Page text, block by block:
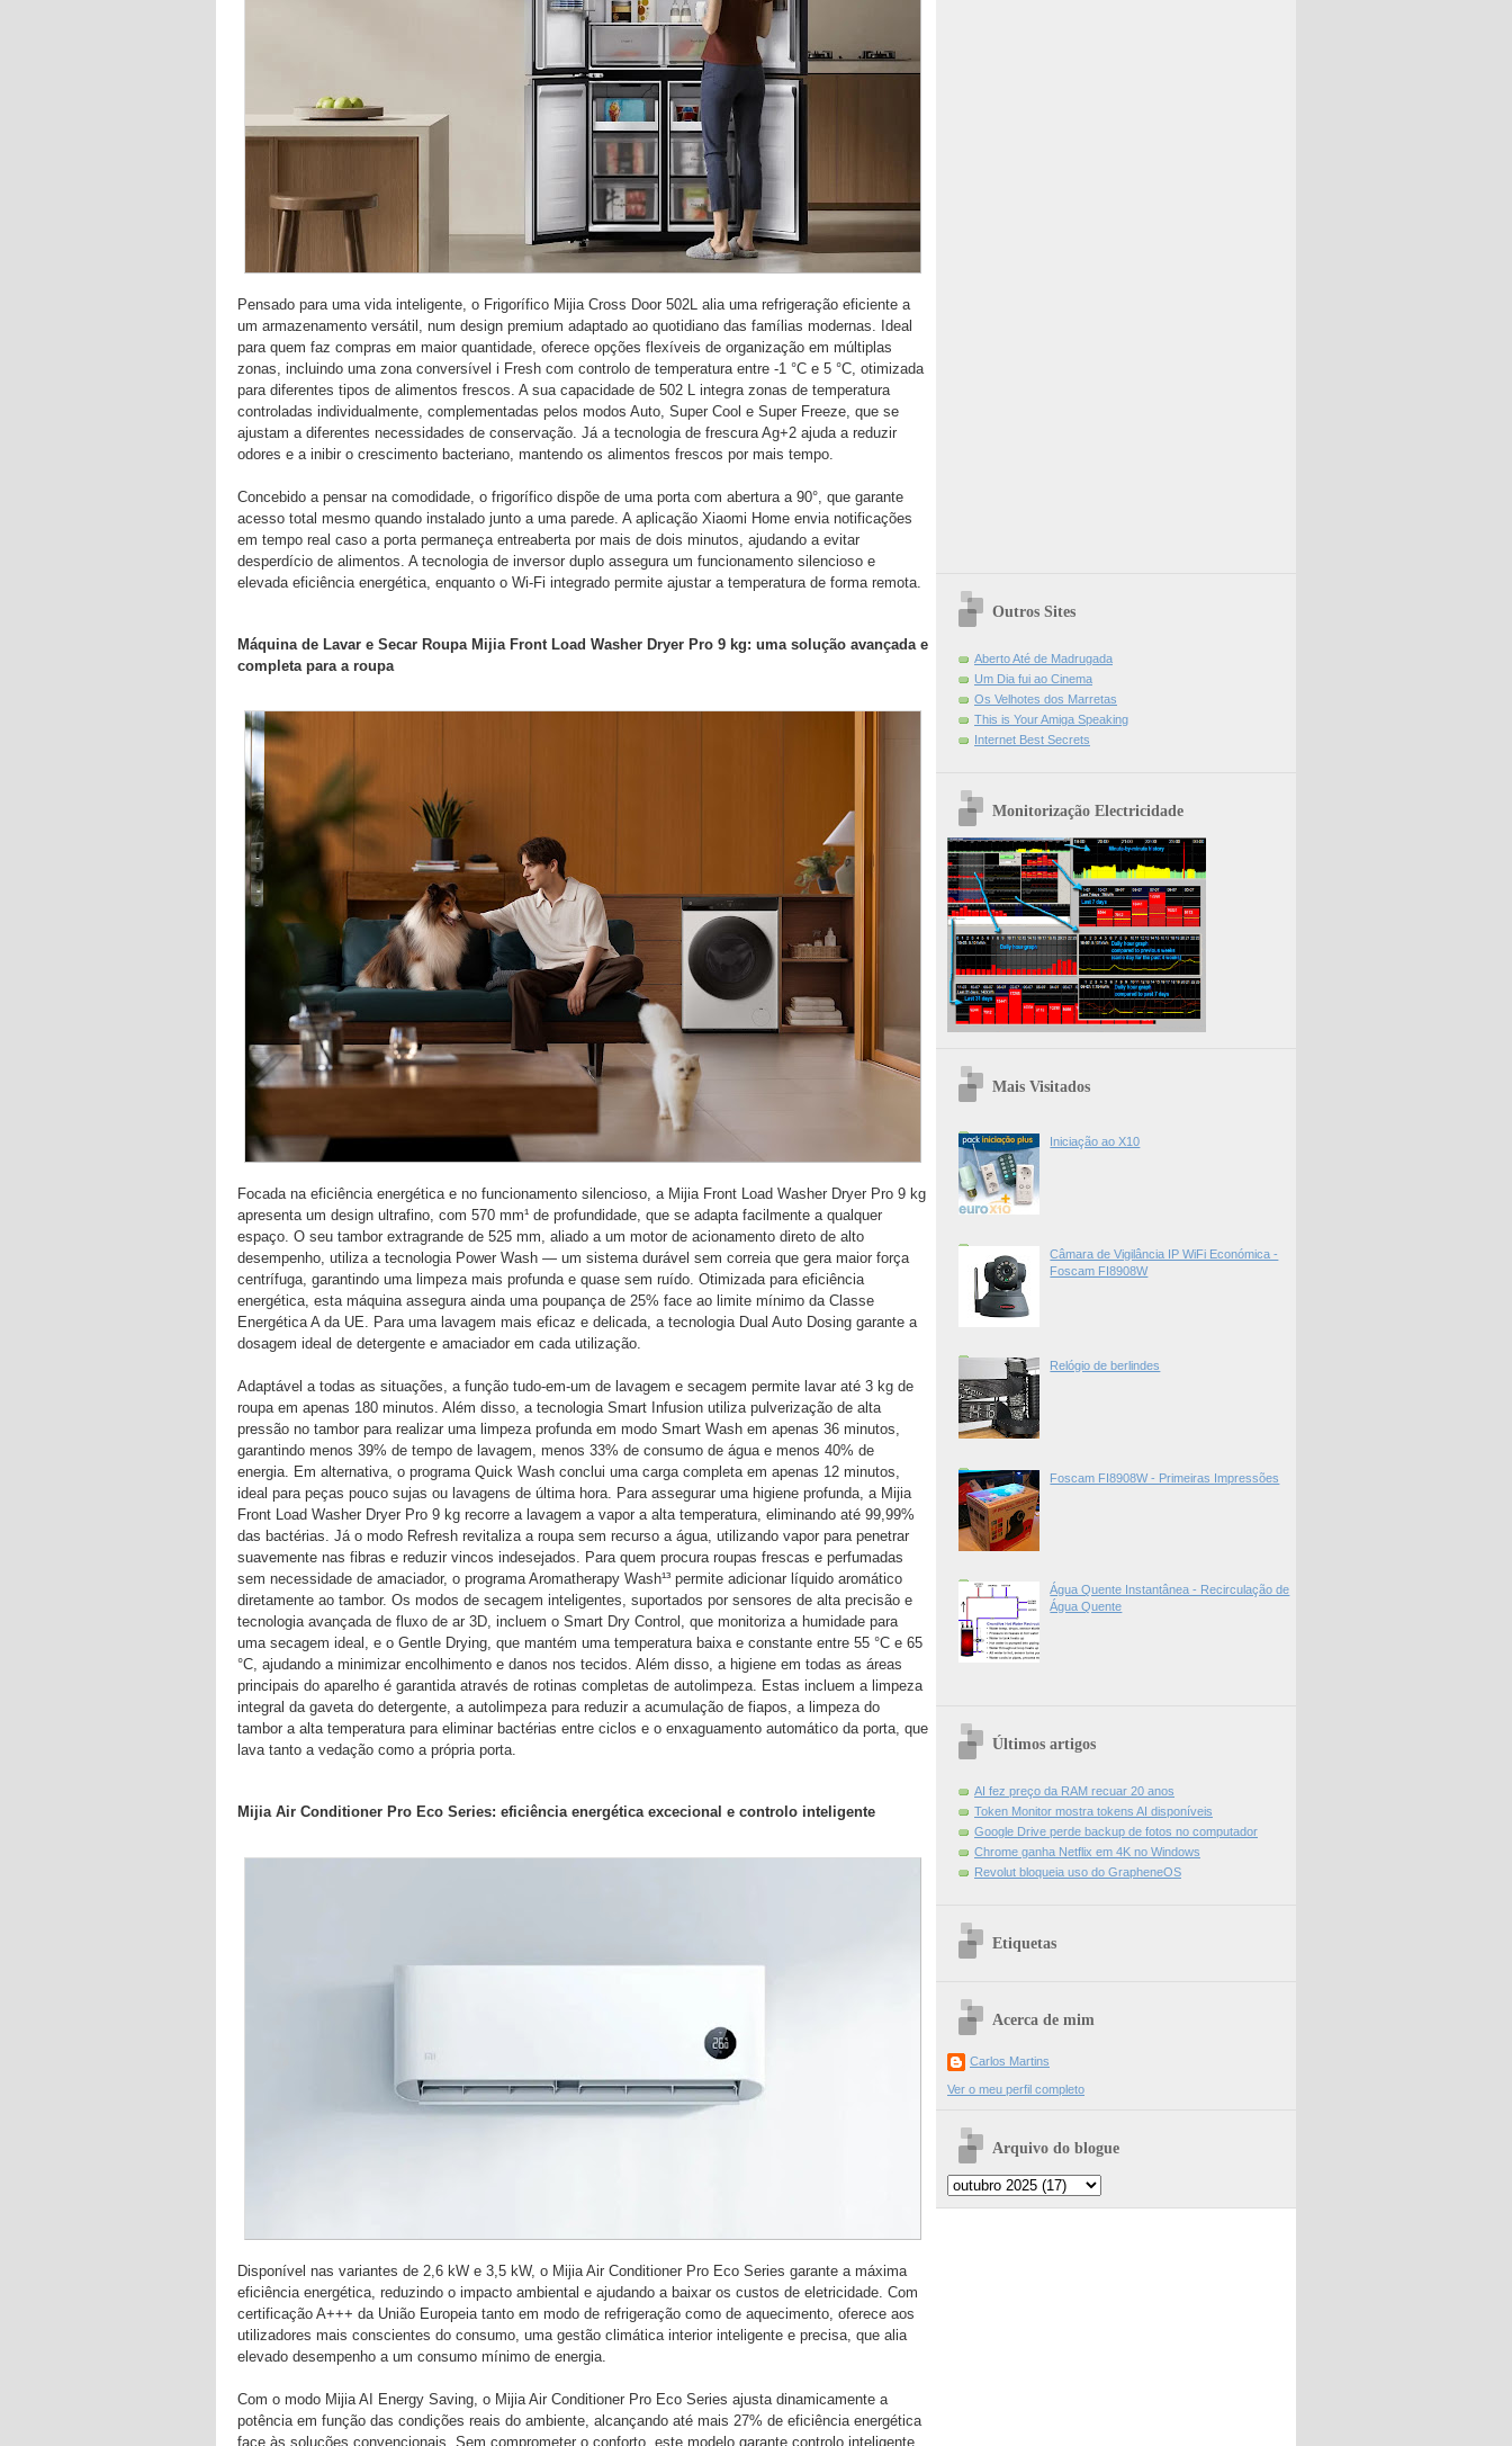
Pensado para uma vida inteligente, o Frigorífico Mijia Cross Door 502L alia uma refrigeração eficiente a
um armazenamento versátil, num design premium adaptado ao quotidiano das famílias modernas. Ideal
para quem faz compras em maior quantidade, oferece opções flexíveis de organização em múltiplas
zonas, incluindo uma zona conversível i Fresh com controlo de temperatura entre -1 °C e 5 °C, otimizada
para diferentes tipos de alimentos frescos. A sua capacidade de 502 L integra zonas de temperatura
controladas individualmente, complementadas pelos modos Auto, Super Cool e Super Freeze, que se
ajustam a diferentes necessidades de conservação. Já a tecnologia de frescura Ag+2 ajuda a reduzir
odores e a inibir o crescimento bacteriano, mantendo os alimentos frescos por mais tempo.
Concebido a pensar na comodidade, o frigorífico dispõe de uma porta com abertura a 90°, que garante
acesso total mesmo quando instalado junto a uma parede. A aplicação Xiaomi Home envia notificações
em tempo real caso a porta permaneça entreaberta por mais de dois minutos, ajudando a evitar
desperdício de alimentos. A tecnologia de inversor duplo assegura um funcionamento silencioso e
elevada eficiência energética, enquanto o Wi-Fi integrado permite ajustar a temperatura de forma remota.
Máquina de Lavar e Secar Roupa Mijia Front Load Washer Dryer Pro 9 kg: uma solução avançada e
completa para a roupa
Focada na eficiência energética e no funcionamento silencioso, a Mijia Front Load Washer Dryer Pro 9 kg
apresenta um design ultrafino, com 570 mm¹ de profundidade, que se adapta facilmente a qualquer
espaço. O seu tambor extragrande de 525 mm, aliado a um motor de acionamento direto de alto
desempenho, utiliza a tecnologia Power Wash — um sistema durável sem correia que gera maior força
centrífuga, garantindo uma limpeza mais profunda e quase sem ruído. Otimizada para eficiência
energética, esta máquina assegura ainda uma poupança de 25% face ao limite mínimo da Classe
Energética A da UE. Para uma lavagem mais eficaz e delicada, a tecnologia Dual Auto Dosing garante a
dosagem ideal de detergente e amaciador em cada utilização.
Adaptável a todas as situações, a função tudo-em-um de lavagem e secagem permite lavar até 3 kg de
roupa em apenas 180 minutos. Além disso, a tecnologia Smart Infusion utiliza pulverização de alta
pressão no tambor para realizar uma limpeza profunda em modo Smart Wash em apenas 36 minutos,
garantindo menos 39% de tempo de lavagem, menos 33% de consumo de água e menos 40% de
energia. Em alternativa, o programa Quick Wash conclui uma carga completa em apenas 12 minutos,
ideal para peças pouco sujas ou lavagens de última hora. Para assegurar uma higiene profunda, a Mijia
Front Load Washer Dryer Pro 9 kg recorre a lavagem a vapor a alta temperatura, eliminando até 99,99%
das bactérias. Já o modo Refresh revitaliza a roupa sem recurso a água, utilizando vapor para penetrar
suavemente nas fibras e reduzir vincos indesejados. Para quem procura roupas frescas e perfumadas
sem necessidade de amaciador, o programa Aromatherapy Wash¹³ permite adicionar líquido aromático
diretamente ao tambor. Os modos de secagem inteligentes, suportados por sensores de alta precisão e
tecnologia avançada de fluxo de ar 3D, incluem o Smart Dry Control, que monitoriza a humidade para
uma secagem ideal, e o Gentle Drying, que mantém uma temperatura baixa e constante entre 55 °C e 65
°C, ajudando a minimizar encolhimento e danos nos tecidos. Além disso, a higiene em todas as áreas
principais do aparelho é garantida através de rotinas completas de autolimpeza. Estas incluem a limpeza
integral da gaveta do detergente, a autolimpeza para reduzir a acumulação de fiapos, a limpeza do
tambor a alta temperatura para eliminar bactérias entre ciclos e o enxaguamento automático da porta, que
lava tanto a vedação como a própria porta.
Mijia Air Conditioner Pro Eco Series: eficiência energética excecional e controlo inteligente
Disponível nas variantes de 2,6 kW e 3,5 kW, o Mijia Air Conditioner Pro Eco Series garante a máxima
eficiência energética, reduzindo o impacto ambiental e ajudando a baixar os custos de eletricidade. Com
certificação A+++ da União Europeia tanto em modo de refrigeração como de aquecimento, oferece aos
utilizadores mais conscientes do consumo, uma gestão climática interior inteligente e precisa, que alia
elevado desempenho a um consumo mínimo de energia.
Com o modo Mijia AI Energy Saving, o Mijia Air Conditioner Pro Eco Series ajusta dinamicamente a
potência em função das condições reais do ambiente, alcançando até mais 27% de eficiência energética
face às soluções convencionais. Sem comprometer o conforto, este modelo garante controlo inteligente
Outros Sites
Aberto Até de Madrugada
Um Dia fui ao Cinema
Os Velhotes dos Marretas
This is Your Amiga Speaking
Internet Best Secrets
Monitorização Electricidade
Mais Visitados
Iniciação ao X10
Câmara de Vigilância IP WiFi Económica -
Foscam FI8908W
Relógio de berlindes
Foscam FI8908W - Primeiras Impressões
Água Quente Instantânea - Recirculação de
Água Quente
Últimos artigos
AI fez preço da RAM recuar 20 anos
Token Monitor mostra tokens AI disponíveis
Google Drive perde backup de fotos no computador
Chrome ganha Netflix em 4K no Windows
Revolut bloqueia uso do GrapheneOS
Etiquetas
Acerca de mim
Carlos Martins
Ver o meu perfil completo
Arquivo do blogue